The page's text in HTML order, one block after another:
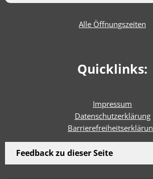
Alle Öffnungszeiten
Quicklinks:
Impressum
Datenschutzerklärung
Barrierefreiheitserklärun
Feedback zu dieser Seite